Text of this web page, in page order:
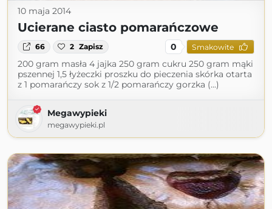
10 maja 2014
Ucierane ciasto pomarańczowe
66 2 Zapisz 0 Smakowite
200 gram masła 4 jajka 250 gram cukru 250 gram mąki
pszennej 1,5 łyżeczki proszku do pieczenia skórka otarta
z 1 pomarańczy sok z 1/2 pomarańczy gorzka (...)
Megawypieki
megawypieki.pl